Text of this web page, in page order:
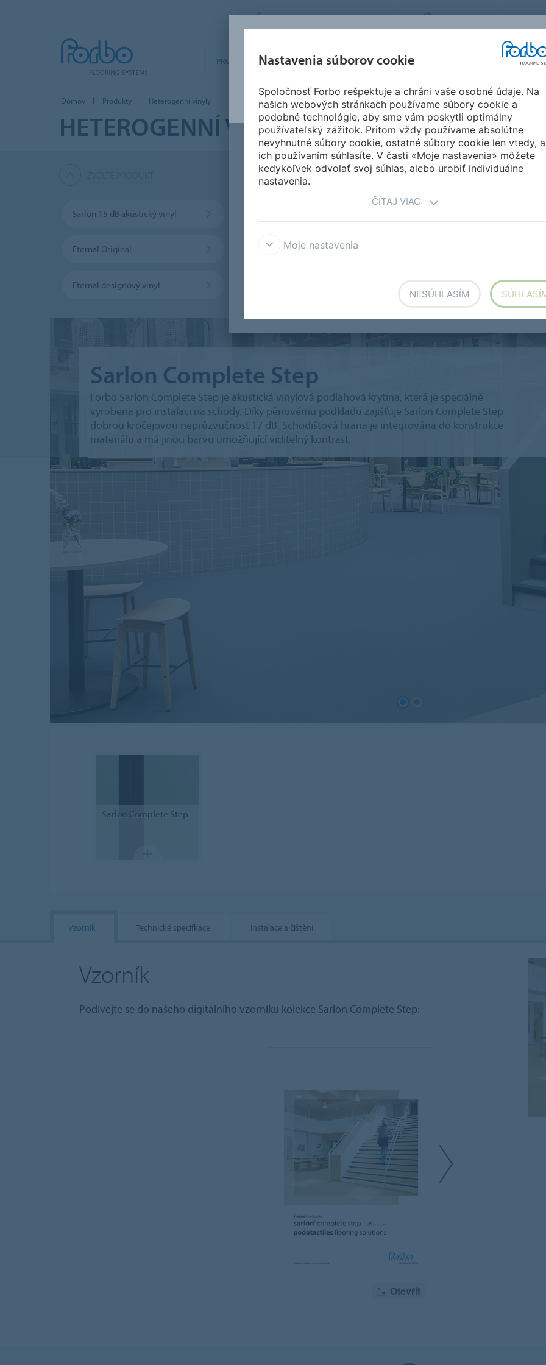
FORBO FLOORING SYSTEMS SLOVAKIA
PRODUKTY SEGMENTY
REFERENCIE A
INŠPIRÁCIE
Domov Produkty Heterogenní vinyly Sarlon Complete Step
HETEROGENNÍ VINYLY
Sarlon 15 dB akustický vinyl
Eternal Original Vinyl kolekce designérů
Eternal designový vinyl
Sarlon Complete Step
Forbo Sarlon Complete Step je akustická vinylová podlahová krytina, která je speciálně
vyrobena pro instalaci na schody. Díky pěnovému podkladu zajišťuje Sarlon Complete Step
dobrou kročejovou neprůzvučnost 17 dB. Schodišťová hrana je integrována do konstrukce
materiálu a má jinou barvu umožňující viditelný kontrast.
Sarlon Complete Step
Vzorník Technické specifkace Instalace a čištění
Vzorník
Podívejte se do našeho digitálního vzorníku kolekce Sarlon Complete Step:
Nastavenia súborov cookie
Spoločnosť Forbo rešpektuje a chráni vaše osobné údaje. Na
našich webových stránkach používame súbory cookie a
podobné technológie, aby sme vám poskytli optimálny
používateľský zážitok. Pritom vždy používame absolútne
nevyhnutné súbory cookie, ostatné súbory cookie len vtedy,
ich používaním súhlasíte. V časti «Moje nastavenia» môžete
kedykoľvek odvolať svoj súhlas, alebo urobiť individuálne
nastavenia.
ČÍTAJ VIAC
Moje nastavenia
NESÚHLASÍM